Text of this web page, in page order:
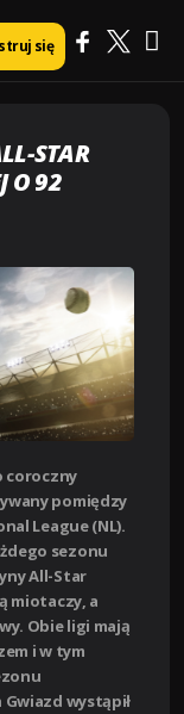
się
więcej o 92 edycji!
STAR
O 92
coroczny
pomiędzy
League (NL).
sezonu
All-Star
miotaczy, a
Obie ligi mają
i w tym
wystąpił